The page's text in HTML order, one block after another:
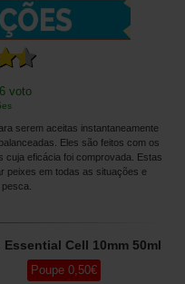
voto
serem aceitas instantaneamente
Eles são feitos com os
cuja eficácia foi comprovada. Estas
peixes em todas as situações e
Cell 10mm 50ml
Poupe 0,50€